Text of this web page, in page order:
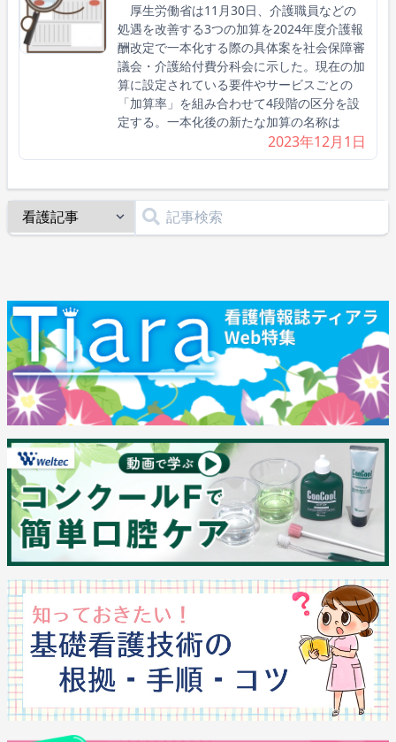
厚生労働省は11月30日、介護職員などの
処遇を改善する3つの加算を2024年度介護報
酬改定で一本化する際の具体案を社会保障審
議会・介護給付費分科会に示した。現在の加
算に設定されている要件やサービスごとの
「加算率」を組み合わせて4段階の区分を設
定する。一本化後の新たな加算の名称は
2023年12月1日